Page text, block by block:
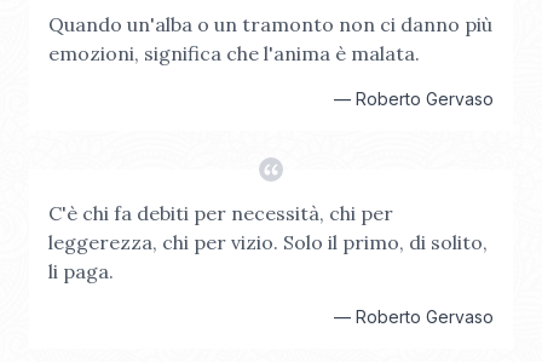
Quando un'alba o un tramonto non ci danno più
emozioni, significa che l'anima è malata.
— Roberto Gervaso
C'è chi fa debiti per necessità, chi per
leggerezza, chi per vizio. Solo il primo, di solito,
li paga.
— Roberto Gervaso